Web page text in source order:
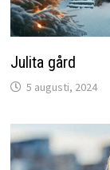
Julita gård
5 augusti, 2024